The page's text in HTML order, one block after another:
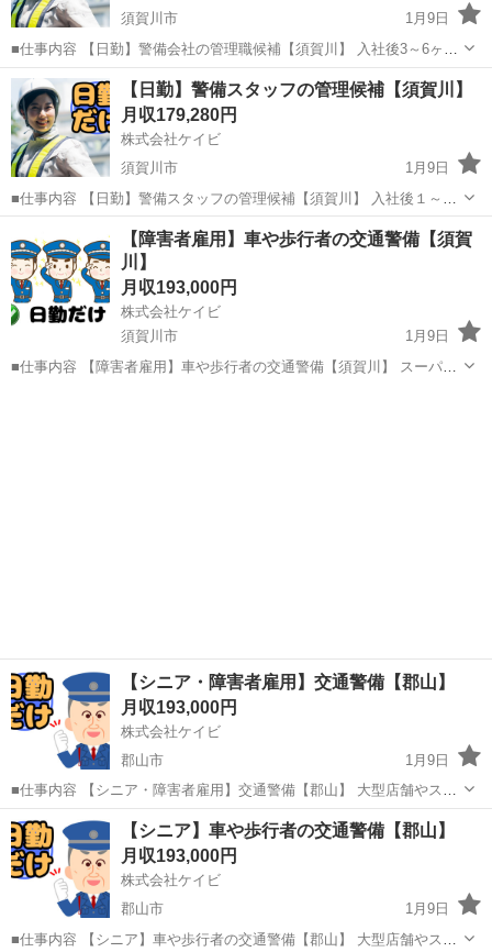
須賀川市
1月9日
■仕事内容 【日勤】警備会社の管理職候補【須賀川】 入社後3～6ヶ月
程度は、当社の業務体制等を知って頂く為に現場に出て頂きますが、
その後は管理職候補として、事務所での支店長補佐などをお任せしま
す。 【入社時】 ・...
福島 須賀川市 警備員 業務
【日勤】警備スタッフの管理候補【須賀川】
月収179,280円
株式会社ケイビ
須賀川市
1月9日
■仕事内容 【日勤】警備スタッフの管理候補【須賀川】 入社後１～2
年は警備業務で経験を積んで頂いた後、幹部候補として事務所での管
理業務をお任せします。 【入社時】 ・交通誘導警備 、車両・歩行者
の誘導 ・駐車場...
須賀川市 警備員 業務
【障害者雇用】車や歩行者の交通警備【須賀
川】
月収193,000円
株式会社ケイビ
須賀川市
1月9日
■仕事内容 【障害者雇用】車や歩行者の交通警備【須賀川】 スーパ
【シニア・障害者雇用】交通警備【郡山】
月収193,000円
株式会社ケイビ
郡山市
1月9日
■仕事内容 【シニア・障害者雇用】交通警備【郡山】 大型店舗やスー
パーなどの駐車場における警備業務、工事現場等での交通誘導をお任
せします。 立ち仕事ではありますが、力を使う仕事はありません。年
齢を問わず活躍できる環...
福島 郡山市 警備員
【シニア】車や歩行者の交通警備【郡山】
月収193,000円
株式会社ケイビ
郡山市
1月9日
■仕事内容 【シニア】車や歩行者の交通警備【郡山】 大型店舗やスー